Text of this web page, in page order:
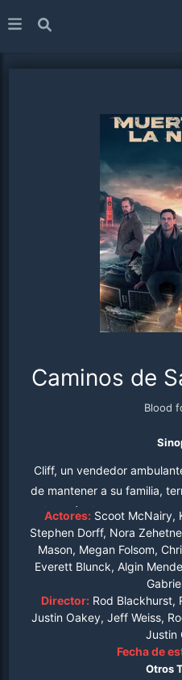
Caminos de
Blood
Cliff, un vendedor
de mantener a su familia,
después de reencontrarse
Actores: Scoot McNairy,
Stephen Dorff, Nora
Mason, Megan Folsom,
Everett Blunck, Algin
Director: Rod Blackhurst,
Justin Oakey, Jeff Weiss,
Justin
Fecha de
Otros